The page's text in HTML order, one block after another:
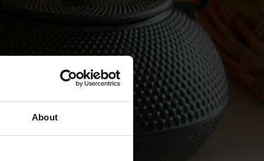
About